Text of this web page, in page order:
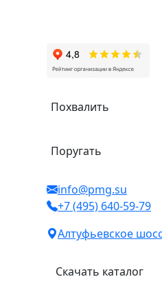
Похвалить
Поругать
info@pmg.su
+7 (495) 640-59-79
Алтуфьевское
Скачать каталог